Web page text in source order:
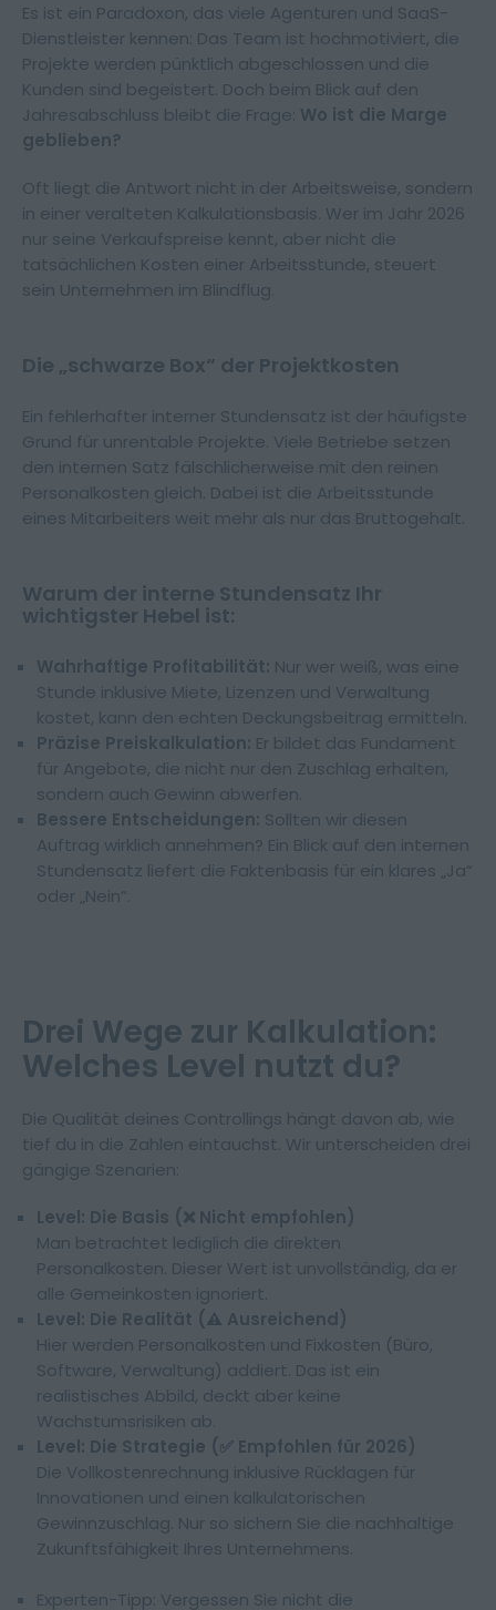
Es ist ein Paradoxon, das viele Agenturen und SaaS-
Dienstleister kennen: Das Team ist hochmotiviert, die
Projekte werden pünktlich abgeschlossen und die
Kunden sind begeistert. Doch beim Blick auf den
Jahresabschluss bleibt die Frage: Wo ist die Marge
geblieben?
Oft liegt die Antwort nicht in der Arbeitsweise, sondern
in einer veralteten Kalkulationsbasis. Wer im Jahr 2026
nur seine Verkaufspreise kennt, aber nicht die
tatsächlichen Kosten einer Arbeitsstunde, steuert
sein Unternehmen im Blindflug.
Die „schwarze Box“ der Projektkosten
Ein fehlerhafter interner Stundensatz ist der häufigste
Grund für unrentable Projekte. Viele Betriebe setzen
den internen Satz fälschlicherweise mit den reinen
Personalkosten gleich. Dabei ist die Arbeitsstunde
eines Mitarbeiters weit mehr als nur das Bruttogehalt.
Warum der interne Stundensatz Ihr
wichtigster Hebel ist:
Wahrhaftige Profitabilität: Nur wer weiß, was eine
Stunde inklusive Miete, Lizenzen und Verwaltung
kostet, kann den echten Deckungsbeitrag ermitteln.
Präzise Preiskalkulation: Er bildet das Fundament
für Angebote, die nicht nur den Zuschlag erhalten,
sondern auch Gewinn abwerfen.
Bessere Entscheidungen: Sollten wir diesen
Auftrag wirklich annehmen? Ein Blick auf den internen
Stundensatz liefert die Faktenbasis für ein klares „Ja“
oder „Nein“.
Drei Wege zur Kalkulation:
Welches Level nutzt du?
Die Qualität deines Controllings hängt davon ab, wie
tief du in die Zahlen eintauchst. Wir unterscheiden drei
gängige Szenarien:
Level: Die Basis (❌ Nicht empfohlen)
Man betrachtet lediglich die direkten
Personalkosten. Dieser Wert ist unvollständig, da er
alle Gemeinkosten ignoriert.
Level: Die Realität (⚠️ Ausreichend)
Hier werden Personalkosten und Fixkosten (Büro,
Software, Verwaltung) addiert. Das ist ein
realistisches Abbild, deckt aber keine
Wachstumsrisiken ab.
Level: Die Strategie (✅ Empfohlen für 2026)
Die Vollkostenrechnung inklusive Rücklagen für
Innovationen und einen kalkulatorischen
Gewinnzuschlag. Nur so sichern Sie die nachhaltige
Zukunftsfähigkeit Ihres Unternehmens.
Experten-Tipp: Vergessen Sie nicht die